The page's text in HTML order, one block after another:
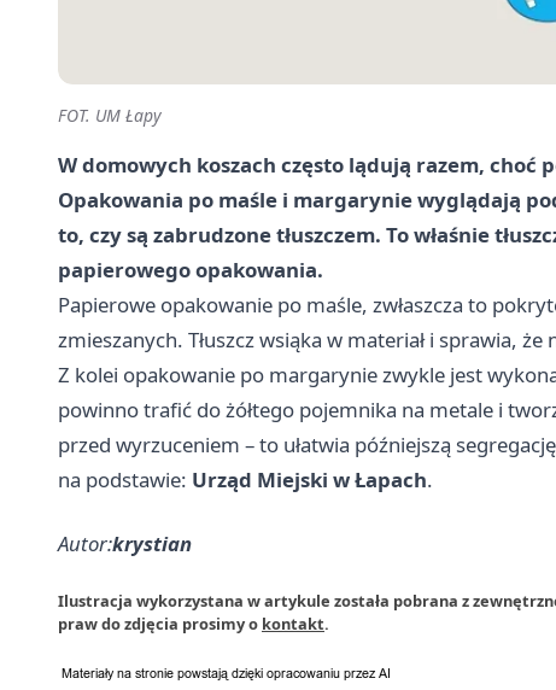
FOT. UM Łapy
W domowych koszach często lądują razem,
Opakowania po maśle i margarynie wyglądają
to, czy są zabrudzone tłuszczem. To właśnie
papierowego opakowania.
Papierowe opakowanie po maśle, zwłaszcza to
zmieszanych. Tłuszcz wsiąka w materiał i sprawia,
Z kolei opakowanie po margarynie zwykle jest
powinno trafić do żółtego pojemnika na metale i
przed wyrzuceniem – to ułatwia późniejszą
na podstawie: Urząd Miejski w Łapach.
Autor:krystian
Ilustracja wykorzystana w artykule została pobrana z
praw do zdjęcia prosimy o kontakt.